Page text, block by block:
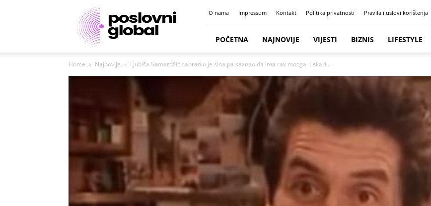
Poslovni
portal
O nama Impressum Kontakt Politika privatnosti Pravila i uslovi korištenja
POČETNA NAJNOVIJE VIJESTI BIZNIS LIFESTYLE
Home Najnovije Ljubiša Samardžić sahranio je sina pa saznao da ima rak mozga: Lekari...